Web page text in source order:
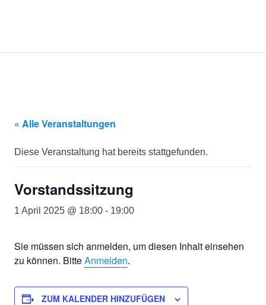
am
« Alle Veranstaltungen
Diese Veranstaltung hat bereits stattgefunden.
Vorstandssitzung
1 April 2025 @ 18:00 - 19:00
Sie müssen sich anmelden, um diesen Inhalt einsehen
zu können. BitteAnmelden.
ZUM KALENDER HINZUFÜGEN